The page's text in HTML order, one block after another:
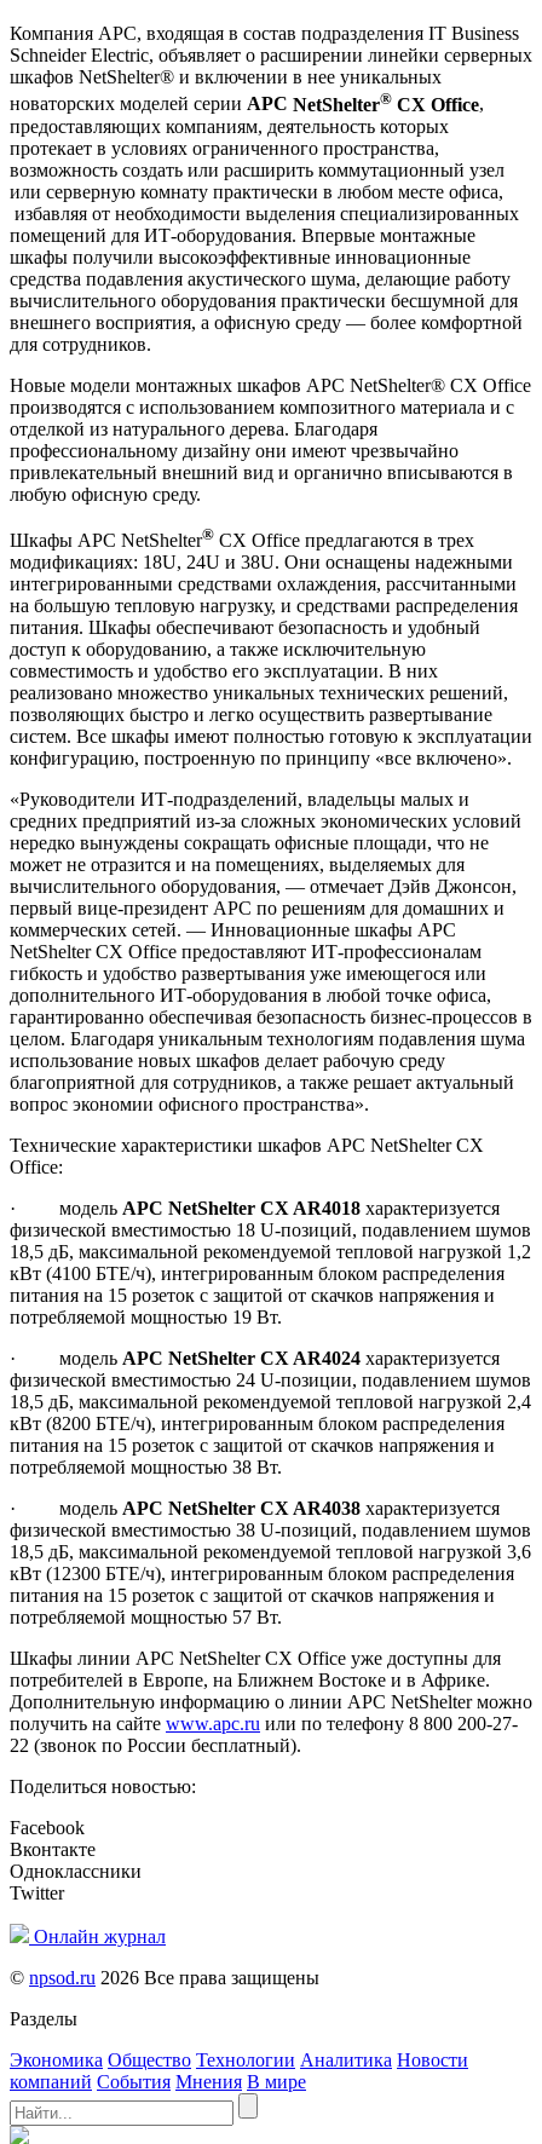
Компания APC, входящая в состав подразделения IT Business
Schneider Electric, объявляет о расширении линейки серверных
шкафов NetShelter® и включении в нее уникальных
новаторских моделей серии APC NetShelter® CX Office,
предоставляющих компаниям, деятельность которых
протекает в условиях ограниченного пространства,
возможность создать или расширить коммутационный узел
или серверную комнату практически в любом месте офиса,
избавляя от необходимости выделения специализированных
помещений для ИТ-оборудования. Впервые монтажные
шкафы получили высокоэффективные инновационные
средства подавления акустического шума, делающие работу
вычислительного оборудования практически бесшумной для
внешнего восприятия, а офисную среду — более комфортной
для сотрудников.
Новые модели монтажных шкафов APC NetShelter® CX Office
производятся с использованием композитного материала и с
отделкой из натурального дерева. Благодаря
профессиональному дизайну они имеют чрезвычайно
привлекательный внешний вид и органично вписываются в
любую офисную среду.
Шкафы APC NetShelter® CX Office предлагаются в трех
модификациях: 18U, 24U и 38U. Они оснащены надежными
интегрированными средствами охлаждения, рассчитанными
на большую тепловую нагрузку, и средствами распределения
питания. Шкафы обеспечивают безопасность и удобный
доступ к оборудованию, а также исключительную
совместимость и удобство его эксплуатации. В них
реализовано множество уникальных технических решений,
позволяющих быстро и легко осуществить развертывание
систем. Все шкафы имеют полностью готовую к эксплуатации
конфигурацию, построенную по принципу «все включено».
«Руководители ИТ-подразделений, владельцы малых и
средних предприятий из-за сложных экономических условий
нередко вынуждены сокращать офисные площади, что не
может не отразится и на помещениях, выделяемых для
вычислительного оборудования, — отмечает Дэйв Джонсон,
первый вице-президент APC по решениям для домашних и
коммерческих сетей. — Инновационные шкафы APC
NetShelter CX Office предоставляют ИТ-профессионалам
гибкость и удобство развертывания уже имеющегося или
дополнительного ИТ-оборудования в любой точке офиса,
гарантированно обеспечивая безопасность бизнес-процессов в
целом. Благодаря уникальным технологиям подавления шума
использование новых шкафов делает рабочую среду
благоприятной для сотрудников, а также решает актуальный
вопрос экономии офисного пространства».
Технические характеристики шкафов APC NetShelter CX
Office:
· модель APC NetShelter CX AR4018 характеризуется
физической вместимостью 18 U-позиций, подавлением шумов
18,5 дБ, максимальной рекомендуемой тепловой нагрузкой 1,2
кВт (4100 БТЕ/ч), интегрированным блоком распределения
питания на 15 розеток с защитой от скачков напряжения и
потребляемой мощностью 19 Вт.
· модель APC NetShelter CX AR4024 характеризуется
физической вместимостью 24 U-позиции, подавлением шумов
18,5 дБ, максимальной рекомендуемой тепловой нагрузкой 2,4
кВт (8200 БТЕ/ч), интегрированным блоком распределения
питания на 15 розеток с защитой от скачков напряжения и
потребляемой мощностью 38 Вт.
· модель APC NetShelter CX AR4038 характеризуется
физической вместимостью 38 U-позиций, подавлением шумов
18,5 дБ, максимальной рекомендуемой тепловой нагрузкой 3,6
кВт (12300 БТЕ/ч), интегрированным блоком распределения
питания на 15 розеток с защитой от скачков напряжения и
потребляемой мощностью 57 Вт.
Шкафы линии APC NetShelter CX Office уже доступны для
потребителей в Европе, на Ближнем Востоке и в Африке.
Дополнительную информацию о линии APC NetShelter можно
получить на сайте www.apc.ru или по телефону 8 800 200-27-
22 (звонок по России бесплатный).
Поделиться новостью:
Facebook
Вконтакте
Одноклассники
Twitter
Онлайн журнал
© npsod.ru 2026 Все права защищены
Разделы
Экономика Общество Технологии Аналитика Новости
компаний События Мнения В мире